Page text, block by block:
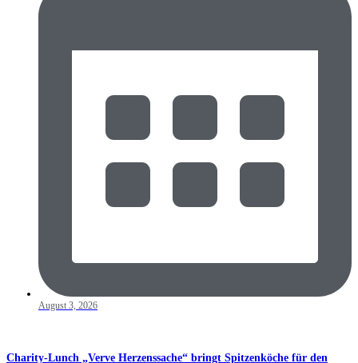
August 3, 2026
Charity-Lunch „Verve Herzenssache“ bringt Spitzenköche für den